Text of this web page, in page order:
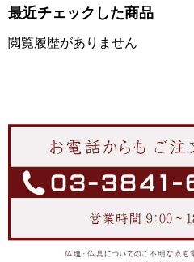
最近チェックした商品
閲覧履歴がありません